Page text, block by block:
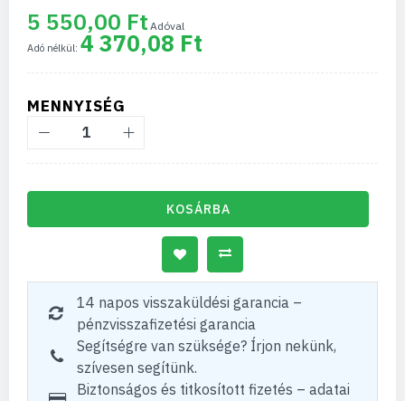
5 550,00 Ft
4 370,08 Ft
MENNYISÉG
KOSÁRBA
14 napos visszaküldési garancia –
pénzvisszafizetési garancia
Segítségre van szüksége? Írjon nekünk,
szívesen segítünk.
Biztonságos és titkosított fizetés – adatai